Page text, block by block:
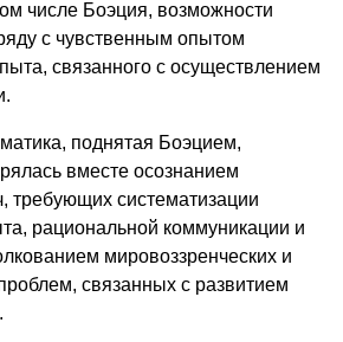
числе Боэция, возможности
с чувственным опытом
связанного с осуществлением
поднятая Боэцием,
вместе осознанием
требующих систематизации
рациональной коммуникации и
мировоззренческих и
связанных с развитием